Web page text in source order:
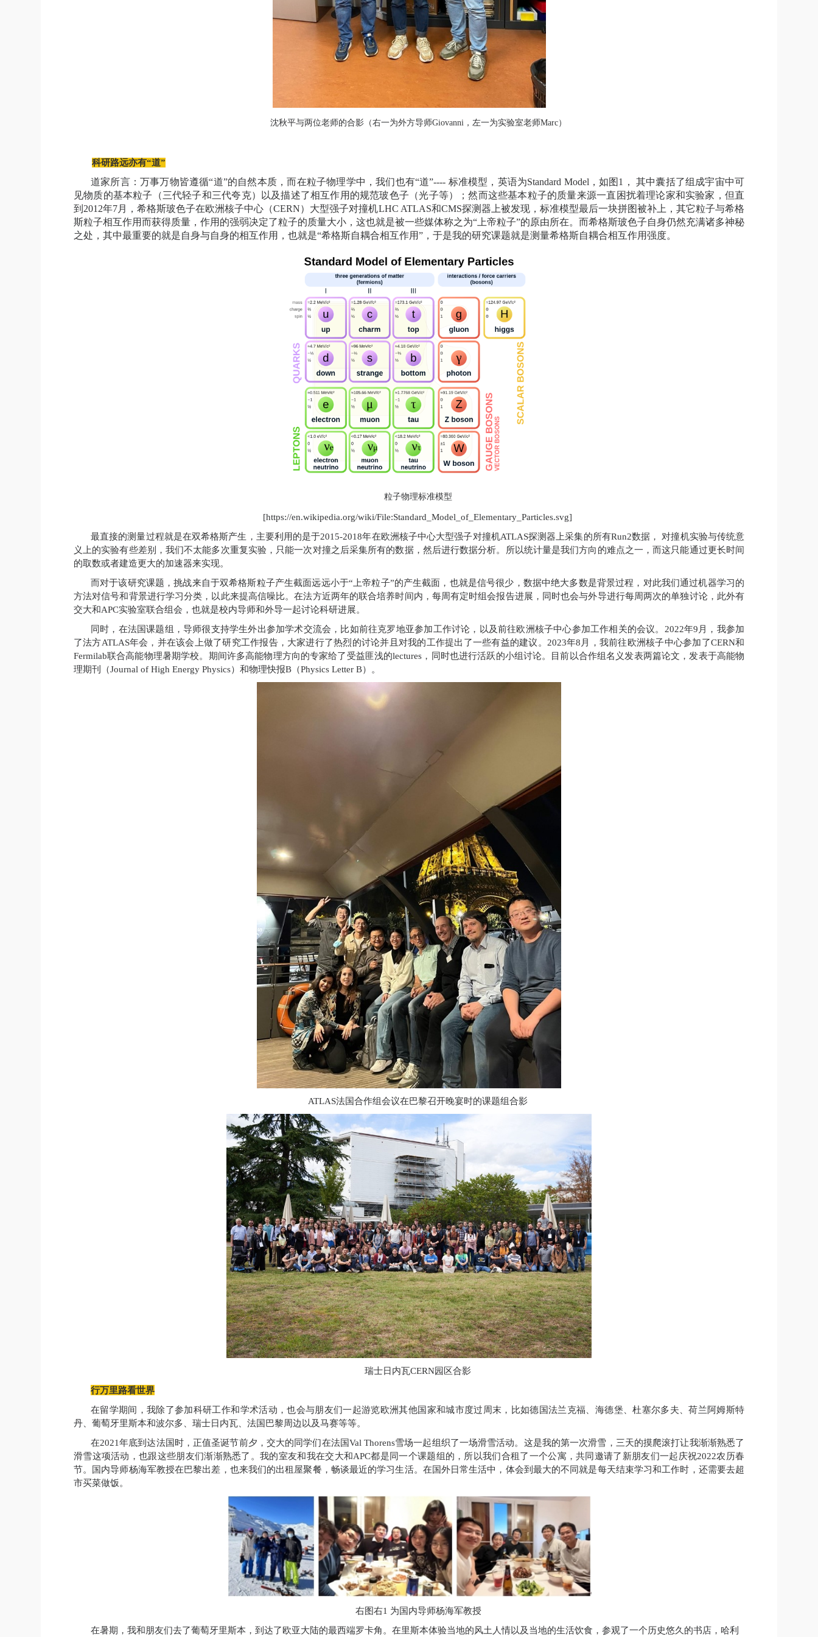
沈秋平与两位老师的合影（右一为外方导师Giovanni，左一为实验室老师Marc）
科研路远亦有“道”
道家所言：万事万物皆遵循“道”的自然本质，而在粒子物理学中，我们也有“道”---- 标准模型，英语为Standard Model ，如图 1 ，
其中囊括了组成宇宙中可
见物质的基本粒子（三代轻子和三代夸克）以及描述了相互作用的规范玻色子（光子等）；然而这些基本粒子的质量来源一直困扰着理论家和实验家，但直
到 2012年7月，希格斯玻色子在欧洲核子中心（CERN）大型强子对撞机LHC ATLAS和CMS探测器上被发现，标准模型最后一块拼图被补上，其它粒子与希格
斯粒子相互作用而获得质量，作用的强弱决定了粒子的质量大小，这也就是被一些媒体称之为“上帝粒子”的原由所在。而希格斯玻色子自身仍然充满诸多神秘
之处，其中最重要的就是自身与自身的相互作用，也就是“希格斯自耦合相互作用”，于是我的研究课题就是测量希格斯自耦合相互作用强度。
粒子物理标准模型
[https://en.wikipedia.org/wiki/File:Standard_Model_of_Elementary_Particles.svg]
最直接的测量过程就是在双希格斯产生，主要利用的是于2015-2018年在欧洲核子中心大型强子对撞机ATLAS探测器上采集的所有Run2数据，
对撞机实验与传统意
义上的实验有些差别，我们不太能多次重复实验，只能一次对撞之后采集所有的数据，然后进行数据分析。所以统计量是我们方向的难点之一，而这只能通过更长时间
的取数或者建造更大的加速器来实现。
而对于该研究课题，挑战来自于双希格斯粒子产生截面远远小于“上帝粒子”的产生截面，也就是信号很少，数据中绝大多数是背景过程，对此我们通过机器学习的
方法对信号和背景进行学习分类，以此来提高信噪比。在法方近两年的联合培养时间内，每周有定时组会报告进展，同时也会与外导进行每周两次的单独讨论，此外有
交大和APC实验室联合组会，也就是校内导师和外导一起讨论科研进展。
同时，在法国课题组，导师很支持学生外出参加学术交流会，比如前往克罗地亚参加工作讨论，以及前往欧洲核子中心参加工作相关的会议。 2022年9 月，我参加
了法方ATLAS年会，并在该会上做了研究工作报告，大家进行了热烈的讨论并且对我的工作提出了一些有益的建议。 2023年8 月，我前往欧洲核子中心参加了CERN和
Fermilab联合高能物理暑期学校。期间许多高能物理方向的专家给了受益匪浅的lectures ，同时也进行活跃的小组讨论。目前以合作组名义发表两篇论文，发表于高能物
理期刊（Journal of High Energy Physics）和物理快报B（Physics Letter B）。
ATLAS法国合作组会议在巴黎召开晚宴时的课题组合影
瑞士日内瓦CERN园区合影
行万里路看世界
在留学期间，我除了参加科研工作和学术活动，也会与朋友们一起游览欧洲其他国家和城市度过周末，比如德国法兰克福、海德堡、杜塞尔多夫、荷兰阿姆斯特
丹、葡萄牙里斯本和波尔多、瑞士日内瓦、法国巴黎周边以及马赛等等。
在2021年底到达法国时，正值圣诞节前夕，交大的同学们在法国Val Thorens雪场一起组织了一场滑雪活动。这是我的第一次滑雪，三天的摸爬滚打让我渐渐熟悉了
滑雪这项活动，也跟这些朋友们渐渐熟悉了。我的室友和我在交大和APC都是同一个课题组的，所以我们合租了一个公寓，共同邀请了新朋友们一起庆祝2022农历春
节。国内导师杨海军教授在巴黎出差，也来我们的出租屋聚餐，畅谈最近的学习生活。在国外日常生活中，体会到最大的不同就是每天结束学习和工作时，还需要去超
市买菜做饭。
右图右1 为国内导师杨海军教授
在暑期，我和朋友们去了葡萄牙里斯本，到达了欧亚大陆的最西端罗卡角。在里斯本体验当地的风土人情以及当地的生活饮食，参观了一个历史悠久的书店，哈利